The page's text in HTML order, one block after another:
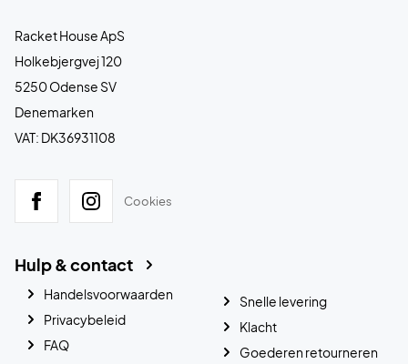
Racket House ApS
Holkebjergvej 120
5250 Odense SV
Denemarken
VAT: DK36931108
Cookies
Hulp & contact
Handelsvoorwaarden
Privacybeleid
FAQ
Snelle levering
Klacht
Goederen retourneren